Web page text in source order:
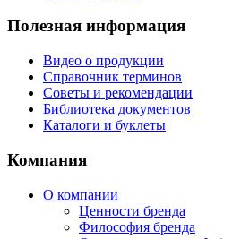
Полезная информация
Видео о продукции
Справочник терминов
Советы и рекомендации
Библиотека документов
Каталоги и буклеты
Компания
О компании
Ценности бренда
Философия бренда